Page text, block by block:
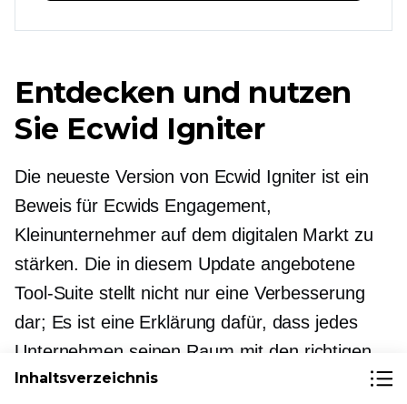
Entdecken und nutzen
Sie Ecwid Igniter
Die neueste Version von Ecwid Igniter ist ein
Beweis für Ecwids Engagement,
Kleinunternehmer auf dem digitalen Markt zu
stärken. Die in diesem Update angebotene
Tool-Suite stellt nicht nur eine Verbesserung
dar; Es ist eine Erklärung dafür, dass jedes
Unternehmen seinen Raum mit den richtigen
Ressourcen dominieren kann.
Inhaltsverzeichnis